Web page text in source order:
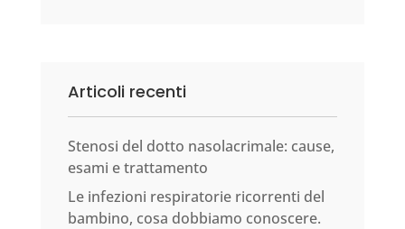
Articoli recenti
Stenosi del dotto nasolacrimale: cause,
esami e trattamento
Le infezioni respiratorie ricorrenti del
bambino, cosa dobbiamo conoscere.